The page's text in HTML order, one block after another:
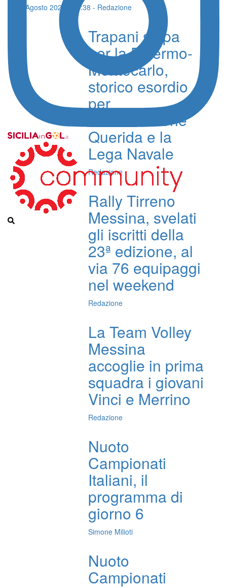
06 Agosto 2026 - 15:38 - Redazione
Trapani salpa
per la Palermo-
Montecarlo,
storico esordio
per
l’imbarcazione
Querida e la
Lega Navale
Redazione
Rally Tirreno
Messina, svelati
gli iscritti della
23ª edizione, al
via 76 equipaggi
nel weekend
Redazione
La Team Volley
Messina
accoglie in prima
squadra i giovani
Vinci e Merrino
Redazione
Nuoto
Campionati
Italiani, il
programma di
giorno 6
Simone Milioti
Nuoto
Campionati